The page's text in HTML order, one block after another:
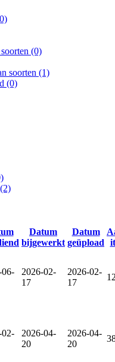
(0)
soorten (1)
(0)
(2)
Datum
bijgewerkt
Datum
geüpload
06-
2026-02-
17
2026-02-
17
02-
2026-04-
20
2026-04-
20